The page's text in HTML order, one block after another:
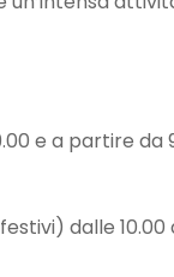
e a partire da
dalle 10.00